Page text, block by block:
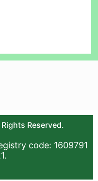
Reserved.
code: 1609791